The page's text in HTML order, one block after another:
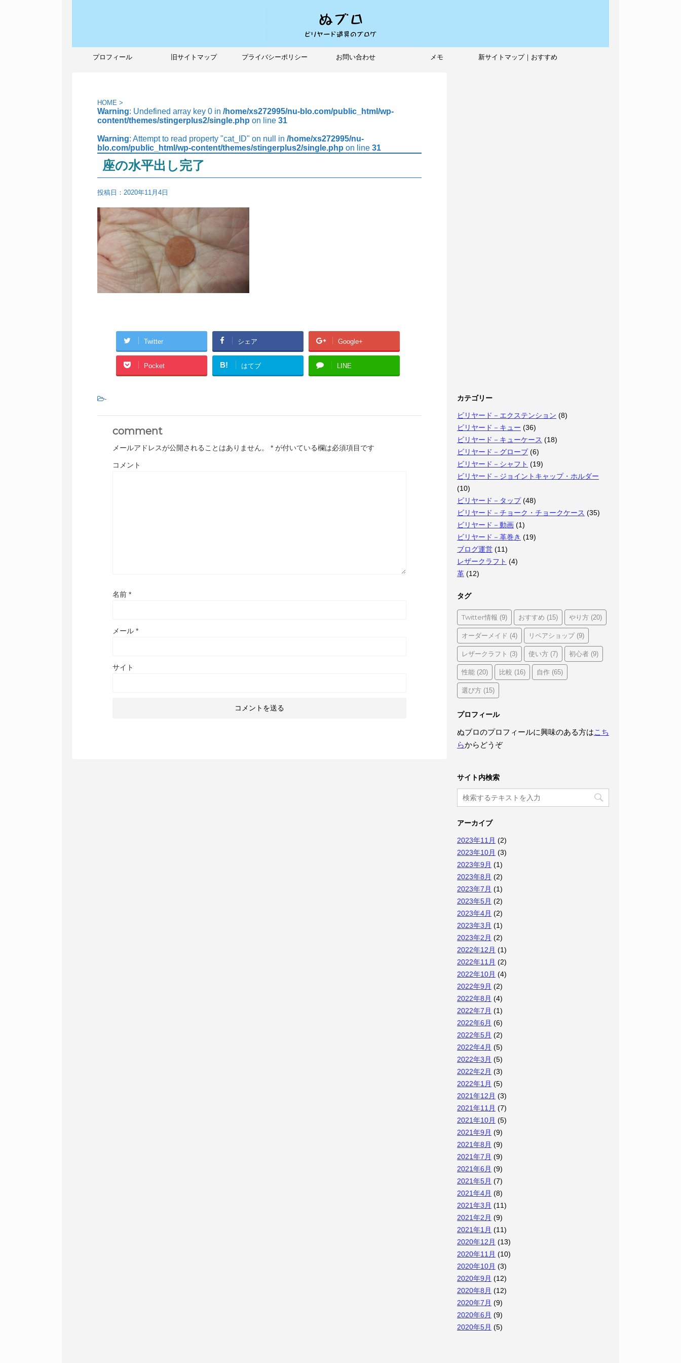
プロフィール 旧サイトマップ プライバシーポリシー お問い合わせ メモ 新サイトマップ｜おすすめ
HOME >
Warning: Undefined array key 0 in /home/xs272995/nu-blo.com/public_html/wp-
content/themes/stingerplus2/single.php on line 31
Warning: Attempt to read property "cat_ID" on null in /home/xs272995/nu-
blo.com/public_html/wp-content/themes/stingerplus2/single.php on line 31
座の水平出し完了
投稿日： 2020年11月4日
Twitter シェア Google+
Pocket B! はてブ LINE
-
comment
メールアドレスが公開されることはありません。 * が付いている欄は必須項目です
コメント
名前 *
メール *
サイト
カテゴリー
ビリヤード－エクステンション (8)
ビリヤード－キュー (36)
ビリヤード－キューケース (18)
ビリヤード－グローブ (6)
ビリヤード－シャフト (19)
ビリヤード－ジョイントキャップ・ホルダー
(10)
ビリヤード－タップ(48)
ビリヤード－チョーク・チョークケース (35)
ビリヤード－動画 (1)
ビリヤード－革巻き (19)
ブログ運営 (11)
レザークラフト (4)
革 (12)
タグ
Twitter情報 (9) おすすめ (15) やり方 (20)
オーダーメイド (4) リペアショップ(9)
レザークラフト (3) 使い方 (7) 初心者 (9)
性能 (20) 比較 (16) 自作 (65)
選び方 (15)
プロフィール
ぬブロのプロフィールに興味のある方はこち
らからどうぞ
サイト内検索
アーカイブ
2023年11月 (2)
2023年10月 (3)
2023年9月 (1)
2023年8月 (2)
2023年7月 (1)
2023年5月 (2)
2023年4月 (2)
2023年3月 (1)
2023年2月 (2)
2022年12月 (1)
2022年11月 (2)
2022年10月 (4)
2022年9月 (2)
2022年8月 (4)
2022年7月 (1)
2022年6月 (6)
2022年5月 (2)
2022年4月 (5)
2022年3月 (5)
2022年2月 (3)
2022年1月 (5)
2021年12月 (3)
2021年11月 (7)
2021年10月 (5)
2021年9月 (9)
2021年8月 (9)
2021年7月 (9)
2021年6月 (9)
2021年5月 (7)
2021年4月 (8)
2021年3月 (11)
2021年2月 (9)
2021年1月 (11)
2020年12月 (13)
2020年11月 (10)
2020年10月 (3)
2020年9月 (12)
2020年8月 (12)
2020年7月 (9)
2020年6月 (9)
2020年5月 (5)